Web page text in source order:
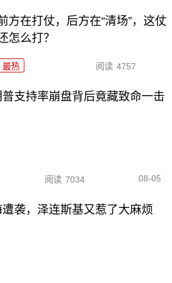
方在打仗，后方在“清场”，这仗
怎么打？
最热 阅读 4757
支持率崩盘背后竟藏致命一击
阅读 7034 08-05
袭，泽连斯基又惹了大麻烦